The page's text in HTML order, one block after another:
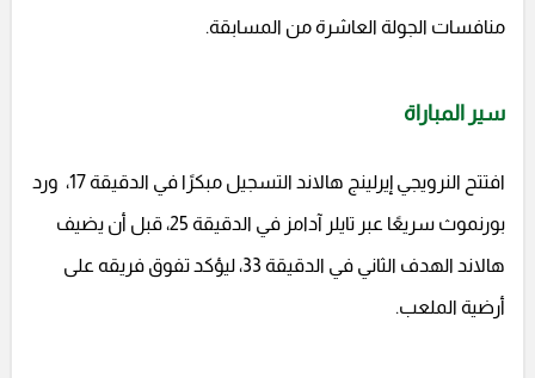
منافسات الجولة العاشرة من المسابقة.
سير المباراة
افتتح النرويجي إيرلينج هالاند التسجيل مبكرًا في الدقيقة 17، ورد
بورنموث سريعًا عبر تايلر آدامز في الدقيقة 25، قبل أن يضيف
هالاند الهدف الثاني في الدقيقة 33، ليؤكد تفوق فريقه على
أرضية الملعب.